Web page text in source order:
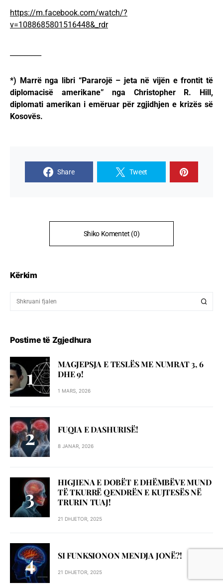
https://m.facebook.com/watch/?
v=1088685801516448&_rdr
*) Marrë nga libri “Pararojë – jeta në vijën e frontit të
diplomacisë amerikane” nga Christopher R. Hill,
diplomati amerikan i emëruar për zgjidhjen e krizës së
Kosovës.
Share Tweet
Shiko Komentet (0)
Kërkim
Postime të Zgjedhura
MAGJEPSJA E TESLËS ME NUMRAT 3, 6
DHE 9!
1 MARS, 2026
FUQIA E DASHURISË!
8 JANAR, 2026
HIGJIENA E DOBËT E DHËMBËVE MUND
TË TKURRË QENDRËN E KUJTESËS NË
TRURIN TUAJ!
21 DHJETOR, 2025
SI FUNKSIONON MENDJA JONË?!
21 DHJETOR, 2025